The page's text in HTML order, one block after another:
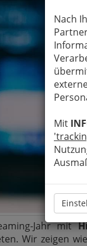
Nach
Mit
Jahr mit
Wir zeigen